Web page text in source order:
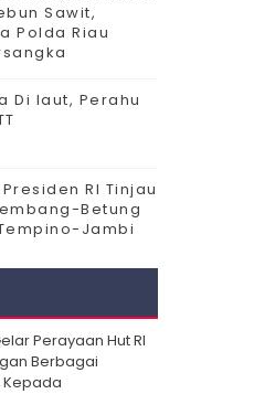
Sawit,
Polda Riau
Di laut, Perahu
RI Tinjau
Betung
Jambi
Perayaan Hut RI
Berbagai
Kepada